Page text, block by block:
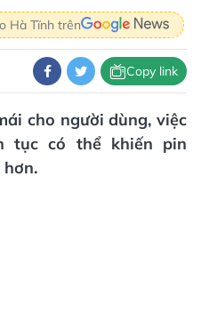
Hà Tĩnh trên
Copy link
cho người dùng, việc
tục có thể khiến pin